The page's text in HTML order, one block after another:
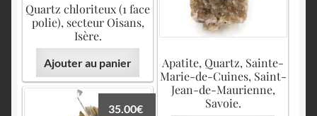
Quartz chloriteux (1 face
polie), secteur Oisans,
Isère.
Ajouter au panier
Apatite, Quartz, Sainte-
Marie-de-Cuines, Saint-
Jean-de-Maurienne,
Savoie.
35.00€